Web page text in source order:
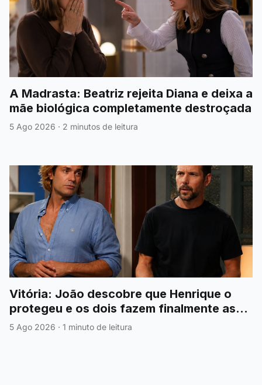
A Madrasta: Beatriz rejeita Diana e deixa a
mãe biológica completamente destroçada
5 Ago 2026 · 2 minutos de leitura
Vitória: João descobre que Henrique o
protegeu e os dois fazem finalmente as
pazes
5 Ago 2026 · 1 minuto de leitura